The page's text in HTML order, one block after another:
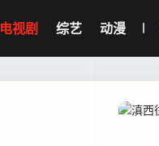
电视剧 综艺 动漫